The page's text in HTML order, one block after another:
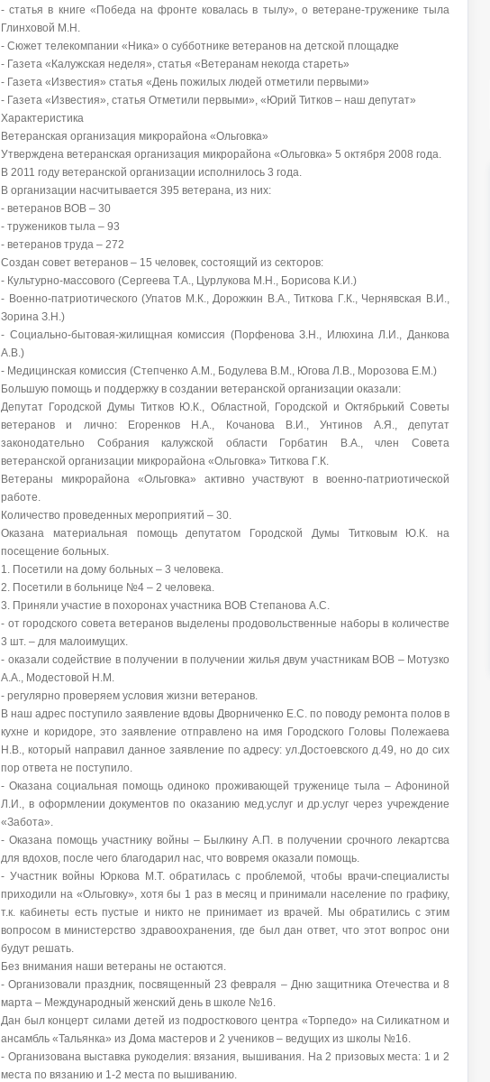
- статья в книге «Победа на фронте ковалась в тылу», о ветеране-труженике тыла
Глинховой М.Н.
- Сюжет телекомпании «Ника» о субботнике ветеранов на детской площадке
- Газета «Калужская неделя», статья «Ветеранам некогда стареть»
- Газета «Известия» статья «День пожилых людей отметили первыми»
- Газета «Известия», статья Отметили первыми», «Юрий Титков – наш депутат»
Характеристика
Ветеранская организация микрорайона «Ольговка»
Утверждена ветеранская организация микрорайона «Ольговка» 5 октября 2008 года.
В 2011 году ветеранской организации исполнилось 3 года.
В организации насчитывается 395 ветерана, из них:
- ветеранов ВОВ – 30
- тружеников тыла – 93
- ветеранов труда – 272
Создан совет ветеранов – 15 человек, состоящий из секторов:
- Культурно-массового (Сергеева Т.А., Цурлукова М.Н., Борисова К.И.)
- Военно-патриотического (Упатов М.К., Дорожкин В.А., Титкова Г.К., Чернявская В.И.,
Зорина З.Н.)
- Социально-бытовая-жилищная комиссия (Порфенова З.Н., Илюхина Л.И., Данкова
А.В.)
- Медицинская комиссия (Степченко А.М., Бодулева В.М., Югова Л.В., Морозова Е.М.)
Большую помощь и поддержку в создании ветеранской организации оказали:
Депутат Городской Думы Титков Ю.К., Областной, Городской и Октябрький Советы
ветеранов и лично: Егоренков Н.А., Кочанова В.И., Унтинов А.Я., депутат
законодательно Собрания калужской области Горбатин В.А., член Совета
ветеранской организации микрорайона «Ольговка» Титкова Г.К.
Ветераны микрорайона «Ольговка» активно участвуют в военно-патриотической
работе.
Количество проведенных мероприятий – 30.
Оказана материальная помощь депутатом Городской Думы Титковым Ю.К. на
посещение больных.
1. Посетили на дому больных – 3 человека.
2. Посетили в больнице №4 – 2 человека.
3. Приняли участие в похоронах участника ВОВ Степанова А.С.
- от городского совета ветеранов выделены продовольственные наборы в количестве
3 шт. – для малоимущих.
- оказали содействие в получении в получении жилья двум участникам ВОВ – Мотузко
А.А., Модестовой Н.М.
- регулярно проверяем условия жизни ветеранов.
В наш адрес поступило заявление вдовы Дворниченко Е.С. по поводу ремонта полов в
кухне и коридоре, это заявление отправлено на имя Городского Головы Полежаева
Н.В., который направил данное заявление по адресу: ул.Достоевского д.49, но до сих
пор ответа не поступило.
- Оказана социальная помощь одиноко проживающей труженице тыла – Афониной
Л.И., в оформлении документов по оказанию мед.услуг и др.услуг через учреждение
«Забота».
- Оказана помощь участнику войны – Былкину А.П. в получении срочного лекартсва
для вдохов, после чего благодарил нас, что вовремя оказали помощь.
- Участник войны Юркова М.Т. обратилась с проблемой, чтобы врачи-специалисты
приходили на «Ольговку», хотя бы 1 раз в месяц и принимали население по графику,
т.к. кабинеты есть пустые и никто не принимает из врачей. Мы обратились с этим
вопросом в министерство здравоохранения, где был дан ответ, что этот вопрос они
будут решать.
Без внимания наши ветераны не остаются.
- Организовали праздник, посвященный 23 февраля – Дню защитника Отечества и 8
марта – Международный женский день в школе №16.
Дан был концерт силами детей из подросткового центра «Торпедо» на Силикатном и
ансамбль «Тальянка» из Дома мастеров и 2 учеников – ведущих из школы №16.
- Организована выставка рукоделия: вязания, вышивания. На 2 призовых места: 1 и 2
места по вязанию и 1-2 места по вышиванию.